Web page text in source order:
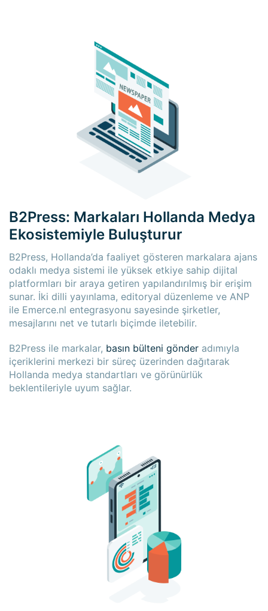
B2Press: Markaları Hollanda Medya
Ekosistemiyle Buluşturur
B2Press, Hollanda’da faaliyet gösteren markalara ajans
odaklı medya sistemi ile yüksek etkiye sahip dijital
platformları bir araya getiren yapılandırılmış bir erişim
sunar. İki dilli yayınlama, editoryal düzenleme ve ANP
ile Emerce.nl entegrasyonu sayesinde şirketler,
mesajlarını net ve tutarlı biçimde iletebilir.
B2Press ile markalar, basın bülteni gönder adımıyla
içeriklerini merkezi bir süreç üzerinden dağıtarak
Hollanda medya standartları ve görünürlük
beklentileriyle uyum sağlar.